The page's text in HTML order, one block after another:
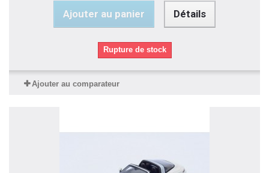
Ajouter au panier Détails
Rupture de stock
Ajouter au comparateur